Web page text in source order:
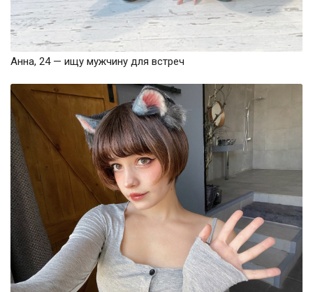
Анна, 24 — ищу мужчину для встреч